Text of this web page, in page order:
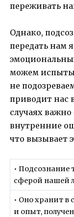
переживать
Однако,
передать нам
можем
не
приводит нас
случаях
внутренние
что вызывает
• Подсознание
сферой нашей
• Оно хранит в
и опыт,